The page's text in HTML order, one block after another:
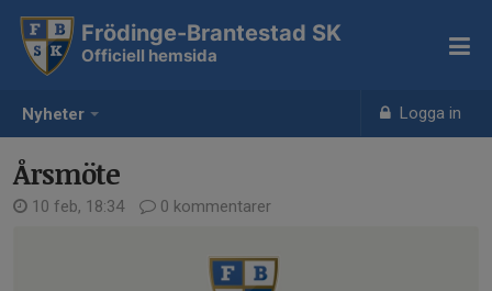
Nyheter Logga in
Frödinge-Brantestad SK
Officiell hemsida
Årsmöte
10 feb, 18:34 0 kommentarer